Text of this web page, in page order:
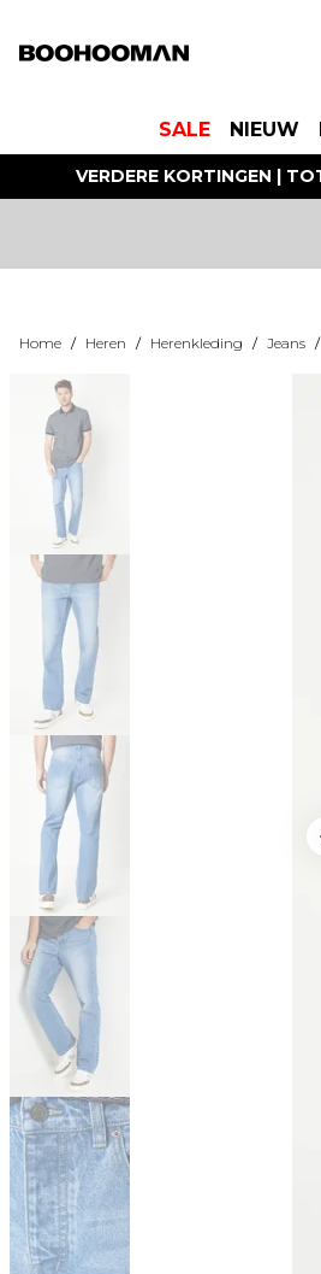
SALE NIEUW
VERDERE KORTINGEN |
Home / Heren / Herenkleding / Jeans /